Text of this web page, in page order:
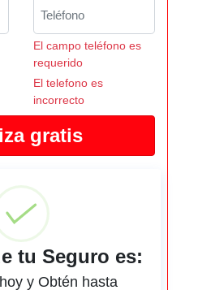
El campo teléfono es
requerido
El telefono es
incorrecto
tu Seguro es:
y Obtén hasta